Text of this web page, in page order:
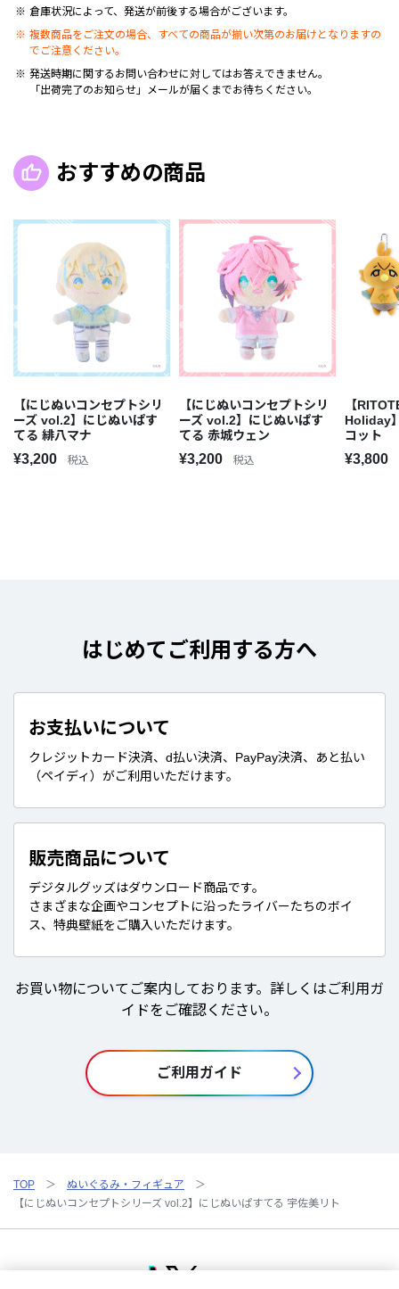
倉庫状況によって、発送が前後する場合がございます。
複数商品をご注文の場合、すべての商品が揃い次第のお届けとなりますの
でご注意ください。
発送時期に関するお問い合わせに対してはお答えできません。
「出荷完了のお知らせ」メールが届くまでお待ちください。
おすすめの商品
【にじぬいコンセプトシリ
ーズ vol.2】にじぬいぱす
てる 緋八マナ
¥3,200 税込
【にじぬいコンセプトシリ
ーズ vol.2】にじぬいぱす
てる 赤城ウェン
¥3,200 税込
【
Holiday
コット
¥3,800
はじめてご利用する方へ
お支払いについて
クレジットカード決済、d払い決済、PayPay決済、あと払い
（ペイディ）がご利用いただけます。
販売商品について
デジタルグッズはダウンロード商品です。
さまざまな企画やコンセプトに沿ったライバーたちのボイ
ス、特典壁紙をご購入いただけます。
お買い物についてご案内しております。詳しくはご利用ガ
イドをご確認ください。
ご利用ガイド
TOP
ぬいぐるみ・フィギュア
【にじぬいコンセプトシリーズ vol.2】にじぬいぱすてる 宇佐美リト